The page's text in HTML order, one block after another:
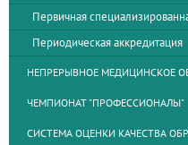
Первичная
Периодическая аккредитация
НЕПРЕРЫВНОЕ МЕДИЦИНСКОЕ
ЧЕМПИОНАТ "ПРОФЕССИОНАЛЫ"
СИСТЕМА ОЦЕНКИ КАЧЕСТВА